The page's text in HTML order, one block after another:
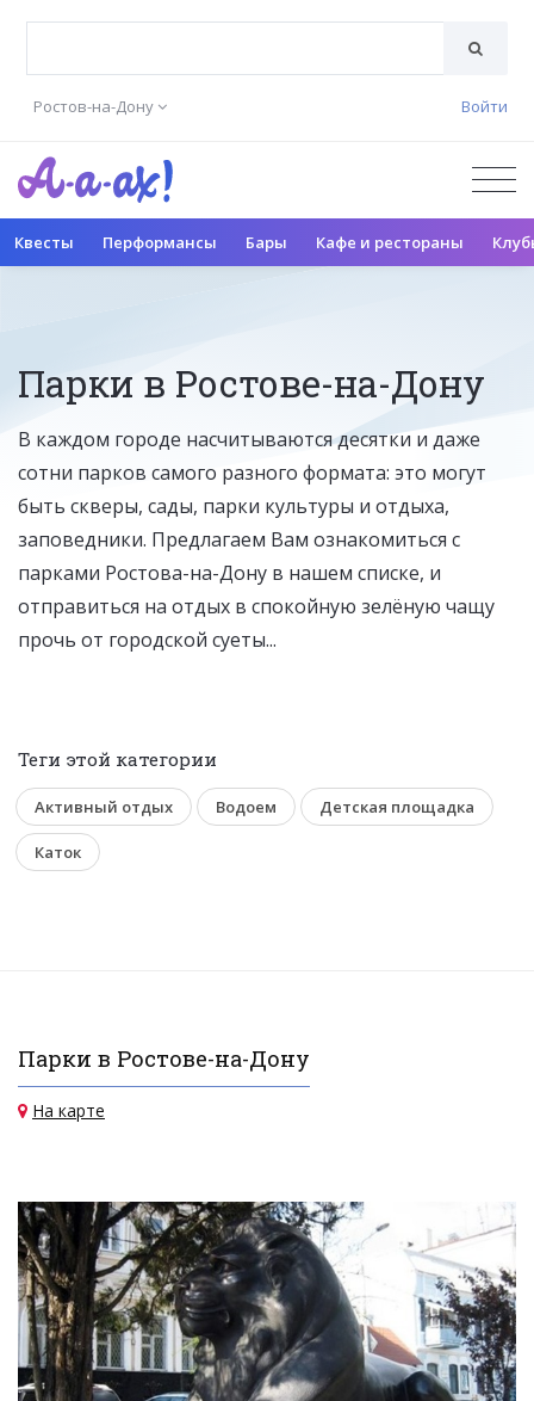
Ростов-на-Дону Войти
Квесты Перформансы Бары Кафе и рестораны
Парки в Ростове-на-Дону
В каждом городе насчитываются десятки и даже
сотни парков самого разного формата: это могут
быть скверы, сады, парки культуры и отдыха,
заповедники. Предлагаем Вам ознакомиться с
парками Ростова-на-Дону в нашем списке, и
отправиться на отдых в спокойную зелёную чащу
прочь от городской суеты...
Теги этой категории
Активный отдых Водоем Детская площадка
Каток
Парки в Ростове-на-Дону
На карте